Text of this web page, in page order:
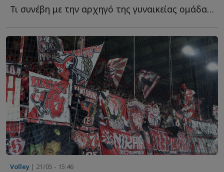
Τι συνέβη με την αρχηγό της γυναικείας ομάδας β...
Volley | 21/05 - 15:46